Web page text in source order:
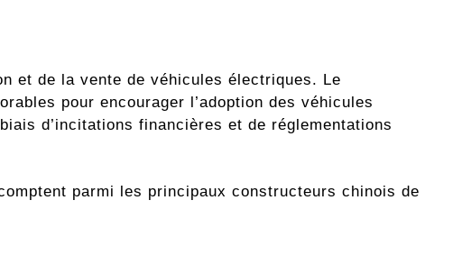
et de la vente de véhicules électriques. Le
pour encourager l’adoption des véhicules
d’incitations financières et de réglementations
parmi les principaux constructeurs chinois de